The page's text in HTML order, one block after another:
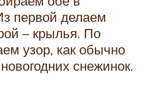
первой делаем
– крылья. По
узор, как обычно
снежинок.